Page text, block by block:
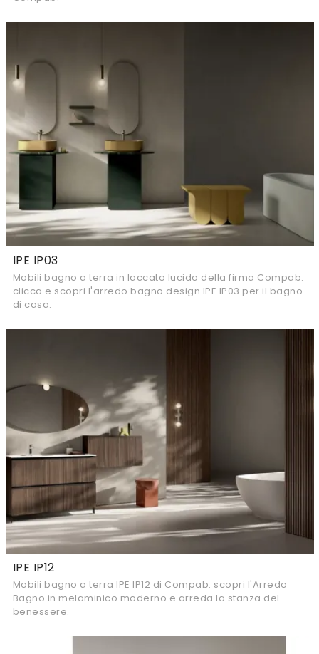
IPE IP03
Mobili bagno a terra in laccato lucido della firma Compab:
clicca e scopri l'arredo bagno design IPE IP03 per il bagno
di casa.
IPE IP12
Mobili bagno a terra IPE IP12 di Compab: scopri l'Arredo
Bagno in melaminico moderno e arreda la stanza del
benessere.